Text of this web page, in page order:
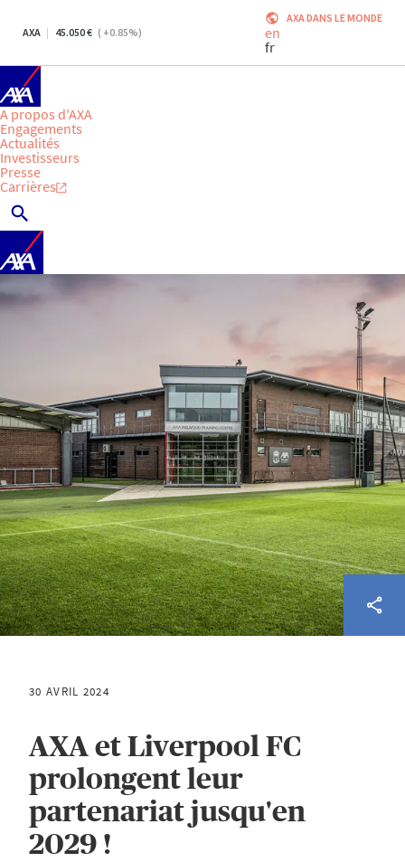
AXA 45.050 ( +0.85%)
AXA DANS LE MONDE
en
fr
A propos d'AXA
Engagements
Actualités
Investisseurs
Presse
Carrières
30 AVRIL 2024
AXA et Liverpool FC
prolongent leur
partenariat jusqu'en
2029 !